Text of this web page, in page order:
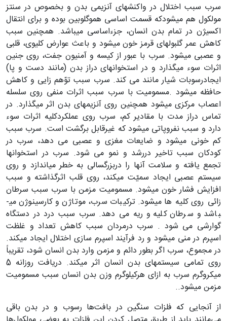
سرب سبب اختلال در واکنشهای آنزیمی بدن و بخصوص در سنتز
مولکول هم می­شودکه قسمت اساسی هموگلوبین بوده و برای انتقال
اکسیژن در تمام بدن انسان، جزءاساسی می­باشد. همچنین سبب
کاهش عمر گلبولهای قرمز خون می­شود و باعث عوارض کلیوی، قلبی
و عصبی می­شود. سرب با عبور از کیسه و آمنیون جفت، روی جنین
اثرات سوء می­گذارد و در استخوانهای دراز بدن (مانند دست و پا)
ایجادرسوبات شیار مانند می­ کند. سرب سبب توّهم زایی و کاهش
حافظه می­شود .مسمومیت با سرب سبب اثرات منفی روی سلسله
اعصاب مرکزی می­شود همچنین رویآنزیمهای بدن اثر می­گذارد. در
تماس دراز مدت با مقادیر کم، سرب روی عملکردکلیه اثرات سوء
دارد و سبب نفروپاتی می­شود که غیرقابل برگشت است. سرب سبب
کم خونی می­شود و ضایعات مغزی و عصبی می­ دهد، سرب در
کودکان سبب تاخیر دررشد و نمو می ­شود. سرب در استخوانها
تجمع یافته و سلامت آنها را دربزرگسالی به خطر می­اندازد و روی
سیستم عصبی ایجاد سمیّت می­کند، روی قلب اثرگذاشته و سبب
افزایش فشار خون می­شود. مسمومیت مزمن با سرب سبب سرطان
زائی روی کلیه­ ها می­شود. ترکیبات سرب، موتاژن و کارسینوژن می­
باشد و سرطان کلیه و ریه می­ دهد. سرب سبب درد در دستگاه
گوارشی می­ شود . سرب درمردان سبب کاهش تعداد و غلظت
اسپرم در منی می­شود و رد فرآیند اسپرم سازی اختلال ایجاد می­کند.
در مجموع، سرب اگر بطور دائم و مزمن وارد بدن انسان شود، تقریباً
روی تمامی سیستمهای بدن
انسان اثر می­کند. دریافت روزانه 5
میکروگرم سرب به ازای هرکیلوگرم وزن بدن انسان سبب مسمومیت
مزمن می­شود..
از آنجایی که فلزات سنگین در بافت‌ها رسوب و در بدن باقی